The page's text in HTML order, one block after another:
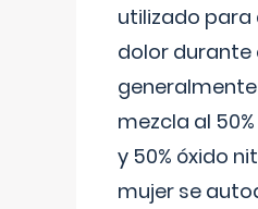
utilizado para
dolor durante
mezcla al
y 50% óxido
mujer se